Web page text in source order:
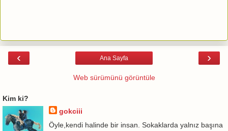
‹ ›
Ana Sayfa
Web sürümünü görüntüle
Kim ki?
gokciii
Öyle,kendi halinde bir insan. Sokaklarda yalnız başına